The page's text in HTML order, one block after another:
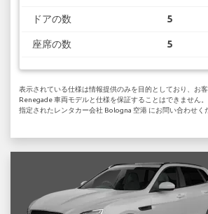
ドアの数 5
座席の数 5
表示されている仕様は情報提供のみを目的としており、お
Renegade 車両モデルと仕様を保証することはできません。
指定されたレンタカー会社 Bologna 空港 にお問い合わせく